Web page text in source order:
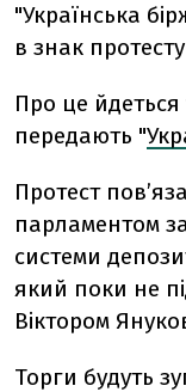
"Українська
в знак
Про це йдеться
передають "
Протест
парламентом
системи
який поки не
Віктором
Торги будуть